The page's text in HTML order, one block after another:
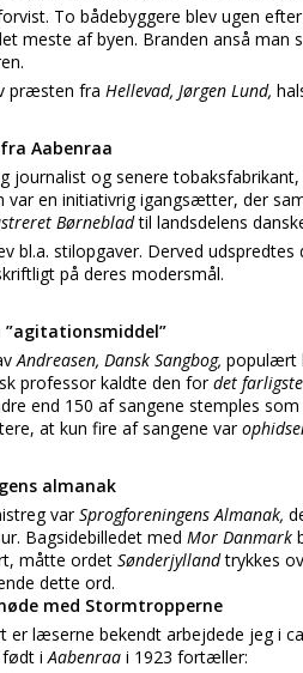
To bådebyggere blev ugen
meste af byen. Branden anså
præsten fra Hellevad, Jørgen Lund,
Aabenraa
journalist og senere tobaksfabrikant,
var en initiativrig igangsætter, der
Børnebladtil landsdelens
bl.a. stilopgaver. Derved
på deres modersmål.
”agitationsmiddel”
Andreasen, Dansk Sangbog, populært
professor kaldte den fordet
end 150 af sangene stemples som
at kun fire af sangene var
almanak
varSprogforeningens Almanak,
Bagsidebilledet med Mor Danmark
måtte ordet Sønderjyllandtrykkes
dette ord.
med Stormtropperne
er læserne bekendt arbejdede jeg i
født iAabenraa i 1923 fortæller: